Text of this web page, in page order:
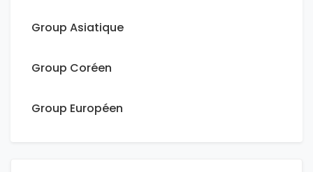
Group Asiatique
Group Coréen
Group Européen